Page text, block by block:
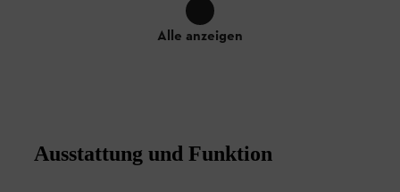
Alle anzeigen
Ausstattung und Funktion